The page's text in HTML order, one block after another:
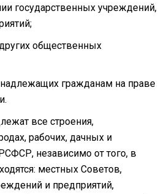
государственных учреждений,
общественных
гражданам на праве
все строения,
рабочих, дачных и
независимо от того, в
местных Советов,
и предприятий,